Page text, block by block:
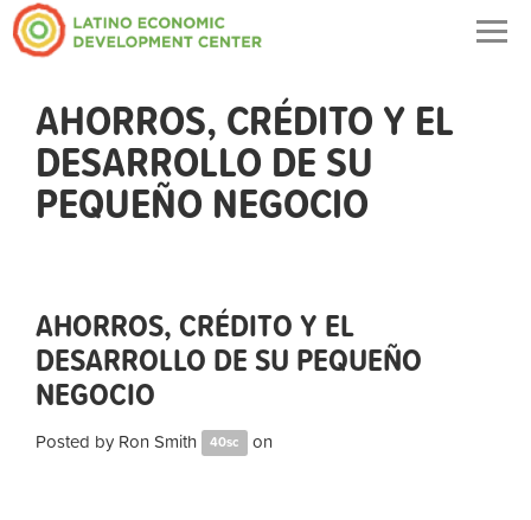
AHORROS, CRÉDITO Y EL
DESARROLLO DE SU
PEQUEÑO NEGOCIO
AHORROS, CRÉDITO Y EL
DESARROLLO DE SU PEQUEÑO
NEGOCIO
Posted by Ron Smith 40sc on